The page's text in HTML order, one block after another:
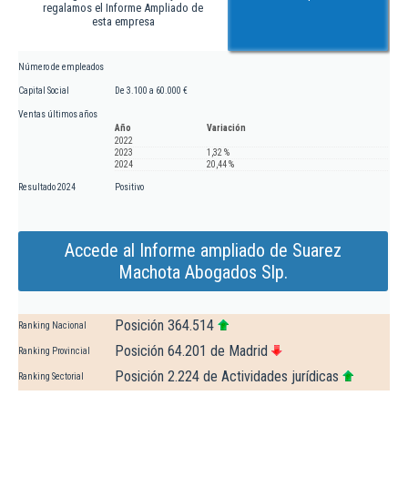
regalamos el Informe Ampliado de
esta empresa
Número de empleados
Capital Social De 3.100 a 60.000 €
Ventas últimos años
Año
Variación
2022
2023
1,32 %
2024
20,44 %
Resultado 2024 Positivo
Accede al Informe ampliado de Suarez
Machota Abogados Slp.
Ranking Nacional Posición 364.514
Ranking Provincial Posición 64.201 de Madrid
Ranking Sectorial Posición 2.224 de Actividades jurídicas